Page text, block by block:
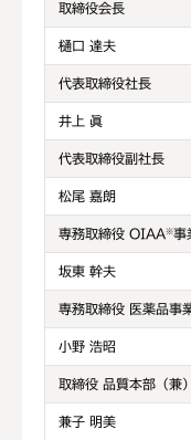
取締役会長
樋口 達夫
代表取締役社長
井上 眞
代表取締役副社長
松尾 嘉朗
専務取締役 OIAA※事
坂東 幹夫
専務取締役 医薬品事
小野 浩昭
取締役 品質本部（兼
兼子 明美